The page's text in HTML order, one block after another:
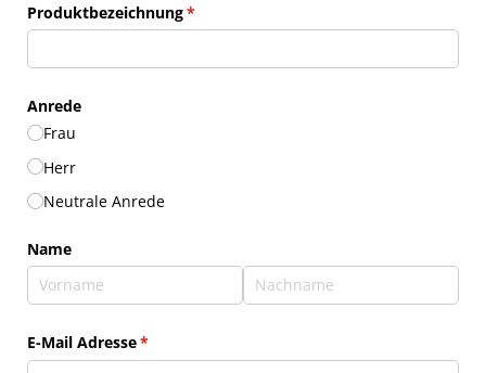
Produktbezeichnung*
(erforderlich)
Anrede
Frau
Herr
Neutrale Anrede
Name
E-Mail Adresse*
(erforderlich)